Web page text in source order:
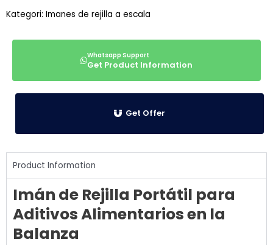
Kategori: Imanes de rejilla a escala
Get Product Information
Get Offer
Product Information
Imán de Rejilla Portátil para
Aditivos Alimentarios en la
Balanza